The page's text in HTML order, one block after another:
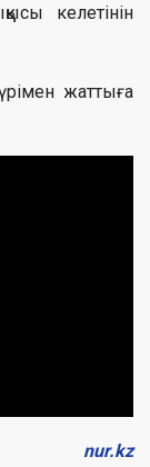
келетінін
жаттыға
nur.kz